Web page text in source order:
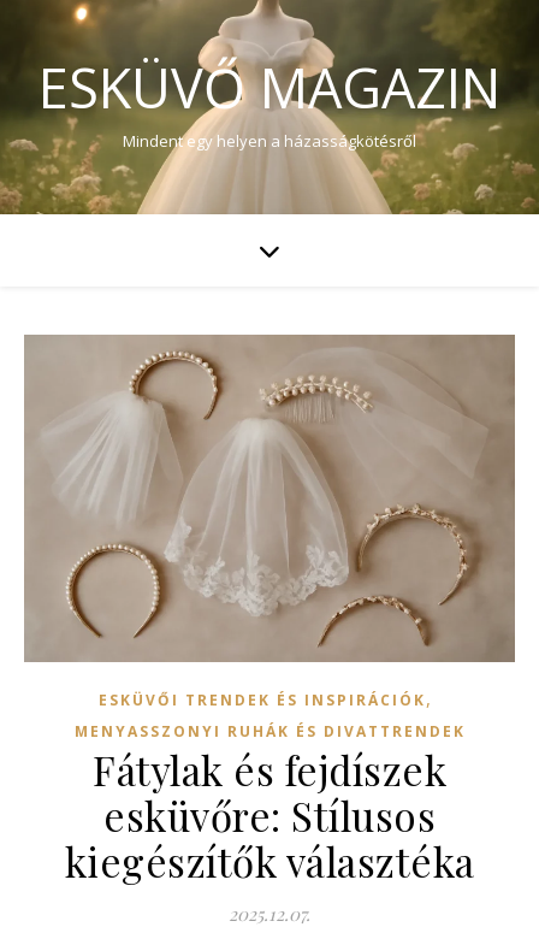
ESKÜVŐ MAGAZIN
Mindent egy helyen a házasságkötésről
ESKÜVŐI TRENDEK ÉS INSPIRÁCIÓK,
MENYASSZONYI RUHÁK ÉS DIVATTRENDEK
Fátylak és fejdíszek
esküvőre: Stílusos
kiegészítők választéka
2025.12.07.